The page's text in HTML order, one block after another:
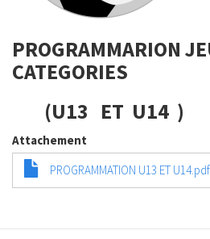
PROGRAMMARION
CATEGORIES
(U13 ET U14 )
Attachement
PROGRAMMATION U13 ET U14.pdf